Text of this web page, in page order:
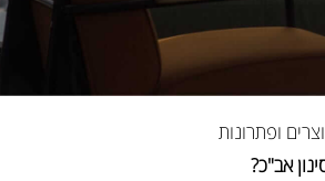
ופתרונות
אב"כ?